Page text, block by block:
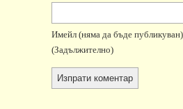
Имейл (няма да бъде публикуван)
(задължително)